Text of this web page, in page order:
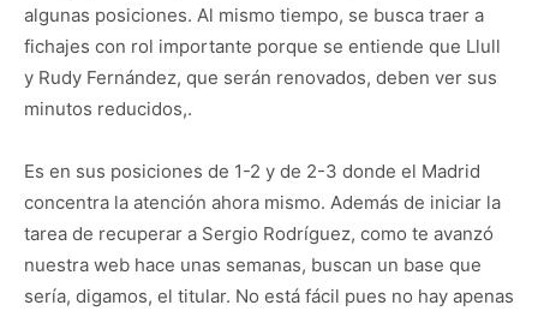
algunas posiciones. Al mismo tiempo, se busca traer a
fichajes con rol importante porque se entiende que Llull
y Rudy Fernández, que serán renovados, deben ver sus
minutos reducidos,.
Es en sus posiciones de 1-2 y de 2-3 donde el Madrid
concentra la atención ahora mismo. Además de iniciar la
tarea de recuperar a Sergio Rodríguez, como te avanzó
nuestra web hace unas semanas, buscan un base que
sería, digamos, el titular. No está fácil pues no hay apenas